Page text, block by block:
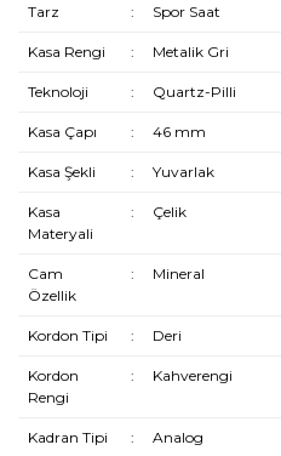
Tarz : Spor Saat
Kasa Rengi : Metalik Gri
Teknoloji : Quartz-Pilli
Kasa Çapı : 46 mm
Kasa Şekli : Yuvarlak
Kasa
Materyali
: Çelik
Cam
Özellik
: Mineral
Kordon Tipi : Deri
Kordon
Rengi
: Kahverengi
Kadran Tipi : Analog